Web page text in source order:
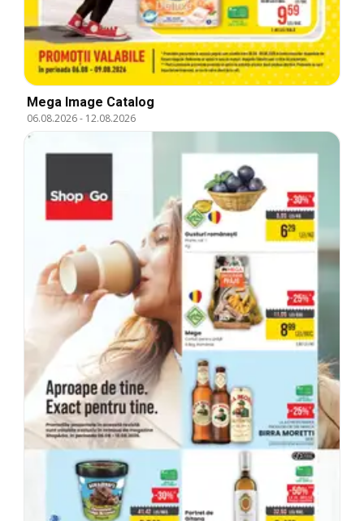
Mega Image Catalog
06.08.2026- 12.08.2026